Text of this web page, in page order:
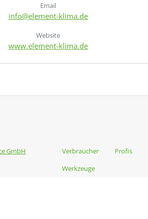
Email
info@element-klima.de
Website
www.element-klima.de
GmbH
Verbraucher Profis
Werkzeuge